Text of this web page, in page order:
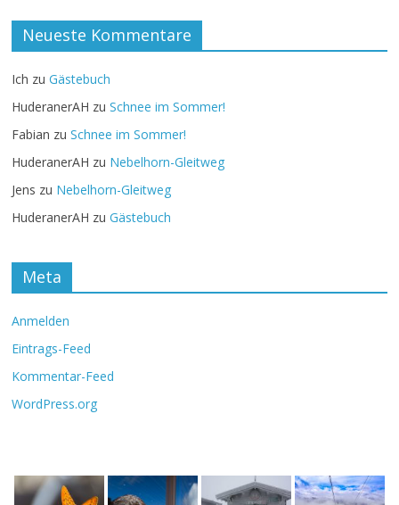
Neueste Kommentare
Ich zuGästebuch
HuderanerAH zuSchnee im Sommer!
Fabian zuSchnee im Sommer!
HuderanerAH zu Nebelhorn-Gleitweg
Jens zu Nebelhorn-Gleitweg
HuderanerAH zuGästebuch
Meta
Anmelden
Eintrags-Feed
Kommentar-Feed
WordPress.org